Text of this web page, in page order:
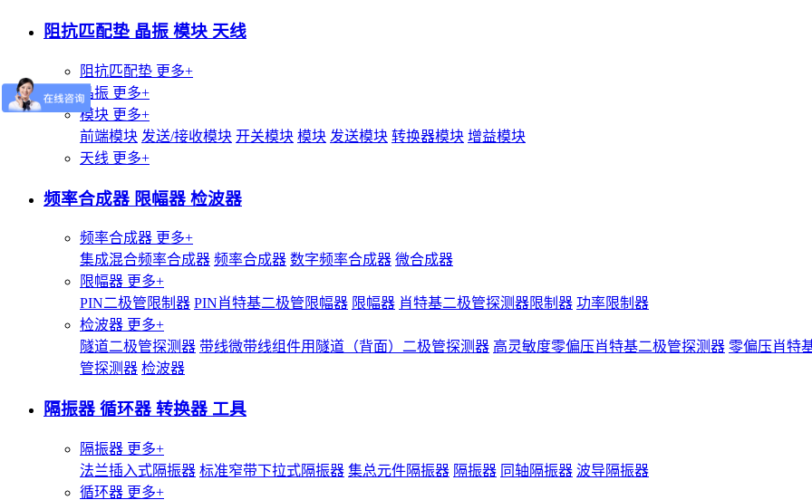
阻抗匹配垫 晶振 模块 天线
阻抗匹配垫 更多+
晶振 更多+
模块 更多+
前端模块 发送/接收模块 开关模块 模块 发送模块 转换器模块 增益模块
天线 更多+
频率合成器 限幅器 检波器
频率合成器 更多+
集成混合频率合成器 频率合成器 数字频率合成器 微合成器
限幅器 更多+
PIN二极管限制器 PIN肖特基二极管限幅器 限幅器 肖特基二极管探测器限制器 功率限制器
检波器 更多+
隧道二极管探测器 带线微带线组件用隧道（背面）二极管探测器 高灵敏度零偏压肖特基二极管探测器 零偏压肖特
管探测器 检波器
隔振器 循环器 转换器 工具
隔振器 更多+
法兰插入式隔振器 标准窄带下拉式隔振器 集总元件隔振器 隔振器 同轴隔振器 波导隔振器
循环器 更多+